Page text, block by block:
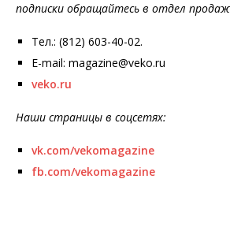
подписки обращайтесь в отдел продаж
Тел.: (812) 603-40-02.
E-mail: magazine@veko.ru
veko.ru
Наши страницы в соцсетях:
vk.com/vekomagazine
fb.com/vekomagazine